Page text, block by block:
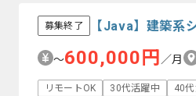
募集終了 【Java】建築系
〜600,000円 ／月
リモートOK 30代活躍中 40